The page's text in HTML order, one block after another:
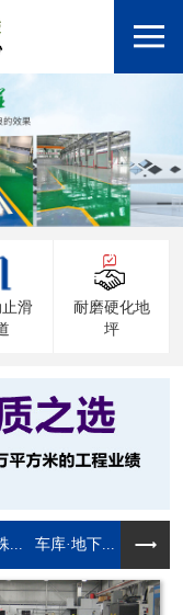
滑
耐磨硬化地
坪
... 车库·地下...